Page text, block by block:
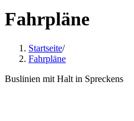
Fahrpläne
Startseite/
Fahrpläne
Buslinien mit Halt in Spreckens